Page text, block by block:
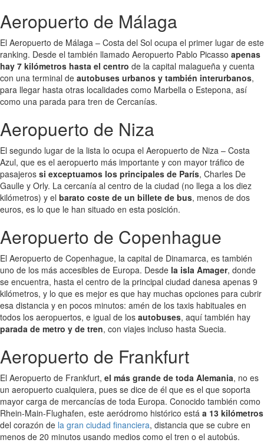
Aeropuerto de Málaga
El Aeropuerto de Málaga – Costa del Sol ocupa el primer lugar de este
ranking. Desde el también llamado Aeropuerto Pablo Picasso apenas
hay 7 kilómetros hasta el centro de la capital malagueña y cuenta
con una terminal de autobuses urbanos y también interurbanos,
para llegar hasta otras localidades como Marbella o Estepona, así
como una parada para tren de Cercanías.
Aeropuerto de Niza
El segundo lugar de la lista lo ocupa el Aeropuerto de Niza – Costa
Azul, que es el aeropuerto más importante y con mayor tráfico de
pasajeros si exceptuamos los principales de París, Charles De
Gaulle y Orly. La cercanía al centro de la ciudad (no llega a los diez
kilómetros) y el barato coste de un billete de bus, menos de dos
euros, es lo que le han situado en esta posición.
Aeropuerto de Copenhague
El Aeropuerto de Copenhague, la capital de Dinamarca, es también
uno de los más accesibles de Europa. Desde la isla Amager, donde
se encuentra, hasta el centro de la principal ciudad danesa apenas 9
kilómetros, y lo que es mejor es que hay muchas opciones para cubrir
esa distancia y en pocos minutos: amén de los taxis habituales en
todos los aeropuertos, e igual de los autobuses, aquí también hay
parada de metro y de tren, con viajes incluso hasta Suecia.
Aeropuerto de Frankfurt
El Aeropuerto de Frankfurt, el más grande de toda Alemania, no es
un aeropuerto cualquiera, pues se dice de él que es el que soporta
mayor carga de mercancías de toda Europa. Conocido también como
Rhein-Main-Flughafen, este aeródromo histórico está a 13 kilómetros
del corazón de la gran ciudad financiera, distancia que se cubre en
menos de 20 minutos usando medios como el tren o el autobús.